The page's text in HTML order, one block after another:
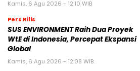
Kamis, 6 Agu 2026 - 12:10 WIB
Pers Rilis
SUS ENVIRONMENT Raih Dua Proyek
WtE di Indonesia, Percepat Ekspansi
Global
Kamis, 6 Agu 2026 - 12:08 WIB